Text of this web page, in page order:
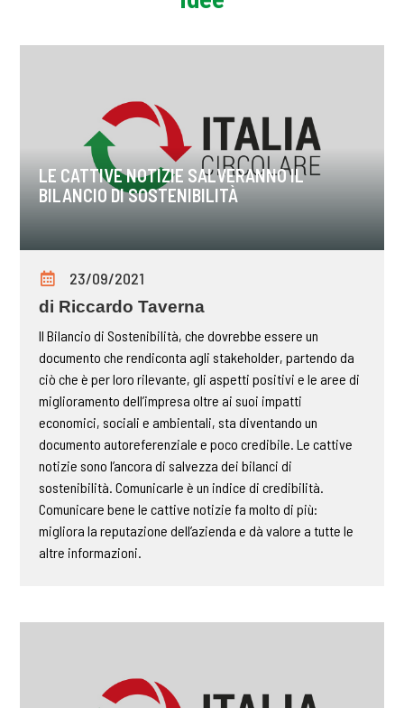
LE CATTIVE NOTIZIE SALVERANNO IL
BILANCIO DI SOSTENIBILITÀ
23/09/2021
di Riccardo Taverna
Il Bilancio di Sostenibilità, che dovrebbe essere un
documento che rendiconta agli stakeholder, partendo da
ciò che è per loro rilevante, gli aspetti positivi e le aree di
miglioramento dell’impresa oltre ai suoi impatti
economici, sociali e ambientali, sta diventando un
documento autoreferenziale e poco credibile. Le cattive
notizie sono l’ancora di salvezza dei bilanci di
sostenibilità. Comunicarle è un indice di credibilità.
Comunicare bene le cattive notizie fa molto di più:
migliora la reputazione dell’azienda e dà valore a tutte le
altre informazioni.